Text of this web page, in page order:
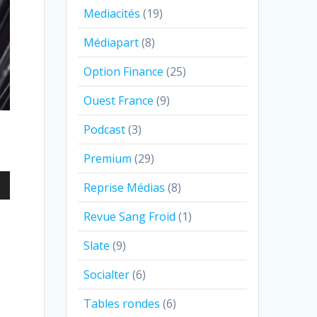
Mediacités (19)
Médiapart(8)
Option Finance (25)
Ouest France (9)
Podcast(3)
Premium (29)
Reprise Médias (8)
Revue Sang Froid (1)
Slate (9)
Socialter(6)
Tables rondes (6)